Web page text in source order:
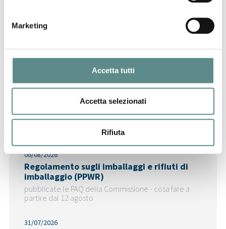
Marketing
Accetta tutti
Accetta selezionati
Rifiuta
29/07/2026
Ultime News
06/08/2026
Regolamento sugli imballaggi e rifiuti di
imballaggio (PPWR)
pubblicate le FAQ della Commissione - cosa fare a
partire dal 12 agosto
31/07/2026